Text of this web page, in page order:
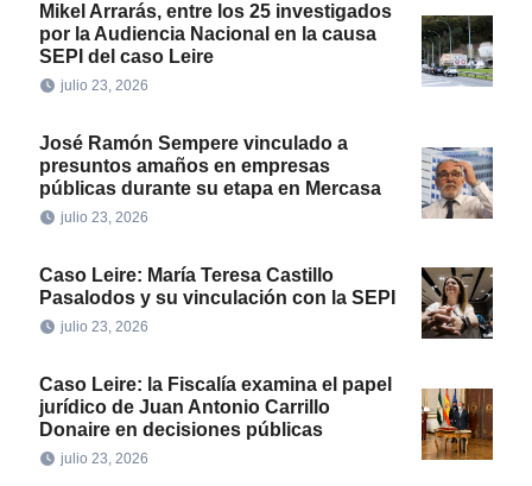
Mikel Arrarás, entre los 25 investigados
por la Audiencia Nacional en la causa
SEPI del caso Leire
julio 23, 2026
José Ramón Sempere vinculado a
presuntos amaños en empresas
públicas durante su etapa en Mercasa
julio 23, 2026
Caso Leire: María Teresa Castillo
Pasalodos y su vinculación con la SEPI
julio 23, 2026
Caso Leire: la Fiscalía examina el papel
jurídico de Juan Antonio Carrillo
Donaire en decisiones públicas
julio 23, 2026